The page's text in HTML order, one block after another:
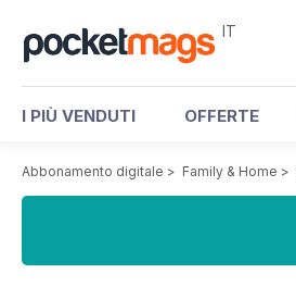
IT
I PIÙ VENDUTI OFFERTE
Abbonamento digitale > Family & Home >